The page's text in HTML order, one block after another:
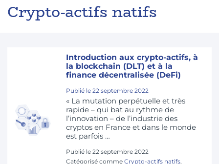
Crypto-actifs natifs
Introduction aux crypto-actifs, à
la blockchain (DLT) et à la
finance décentralisée (DeFi)
Publié le 22 septembre 2022
« La mutation perpétuelle et très
rapide – qui bat au rythme de
l’innovation – de l’industrie des
cryptos en France et dans le monde
est parfois …
Publié le 22 septembre 2022
Catégorisé comme Crypto-actifs natifs,